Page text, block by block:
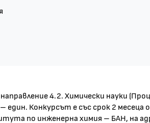
4.2. Химически науки
Конкурсът е със срок 2 месеца
по инженерна химия – БАН, на